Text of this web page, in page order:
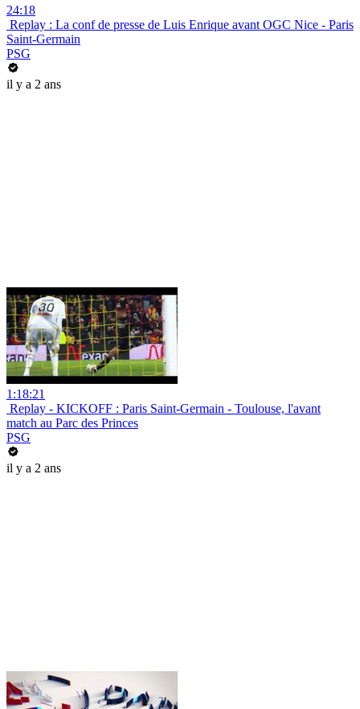
24:18
️ Replay : La conf de presse de Luis Enrique avant OGC Nice - Paris
Saint-Germain
PSG
il y a 2 ans
1:18:21
️ Replay - KICKOFF : Paris Saint-Germain - Toulouse, l'avant
match au Parc des Princes
PSG
il y a 2 ans